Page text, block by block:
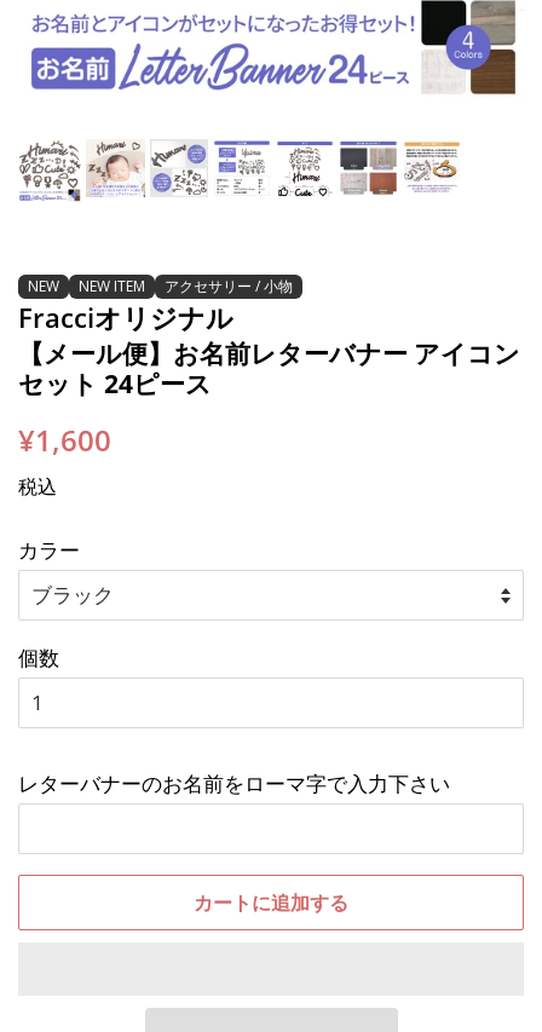
NEW NEW ITEM アクセサリー / 小物
Fracciオリジナル
【メール便】お名前レターバナー アイコン
セット 24ピース
通
価
¥1,600
税込
カラー
個数
レターバナーのお名前をローマ字で入力下さい
カートに追加する